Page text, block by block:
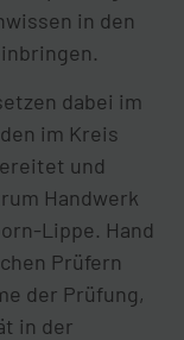
in den
dabei im
im Kreis
und
Handwerk
Lippe. Hand
Prüfern
der Prüfung,
in der